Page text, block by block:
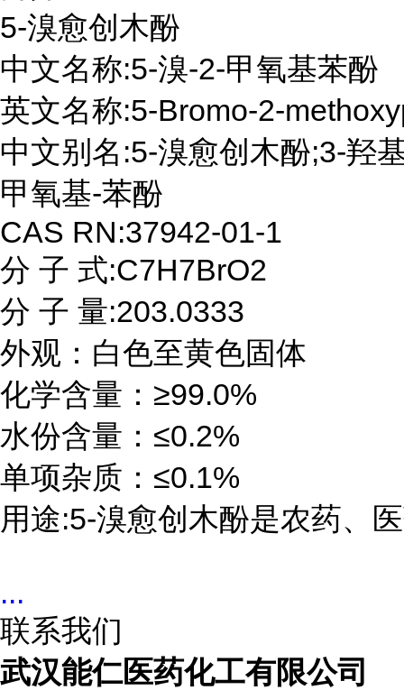
5-溴愈创木酚
中文名称:5-溴-2-甲氧基苯酚
英文名称:5-Bromo-2-
中文别名:5-溴愈创木酚;3-羟
甲氧基-苯酚
CAS RN:37942-01-1
分 子 式:C7H7BrO2
分 子 量:203.0333
外观：白色至黄色固体
化学含量：≥99.0%
水份含量：≤0.2%
单项杂质：≤0.1%
用途:5-溴愈创木酚是农药、
...
联系我们
武汉能仁医药化工有限公司